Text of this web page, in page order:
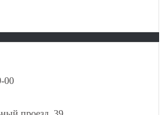
00